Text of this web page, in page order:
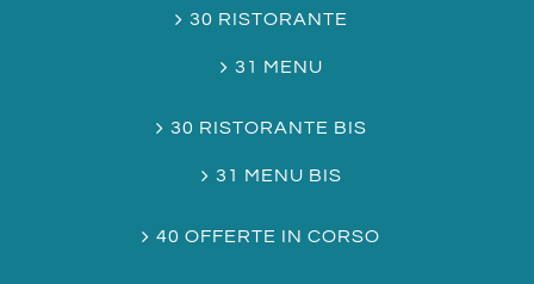
30 RISTORANTE
31 MENU
30 RISTORANTE BIS
31 MENU BIS
40 OFFERTE IN CORSO